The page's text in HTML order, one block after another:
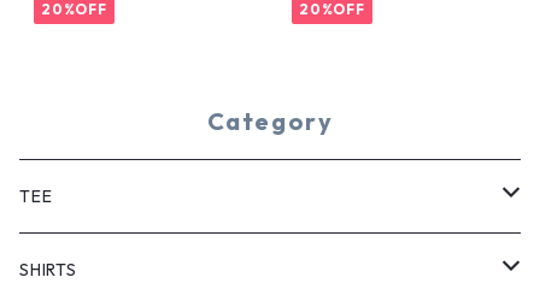
20%OFF 20%OFF
Category
TEE
SHORT SLEEVE
SHIRTS